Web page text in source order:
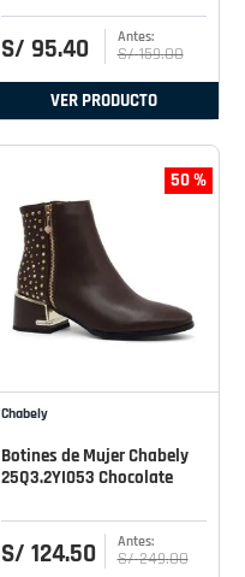
S/ 95.40 S/ 159.00
VER PRODUCTO
50 %
Chabely
Botines de Mujer Chabely
25Q3.2YI053 Chocolate
S/ 124.50 S/ 249.00